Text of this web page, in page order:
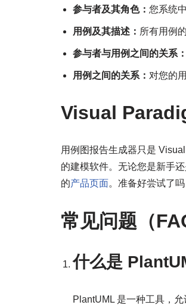
参与者及其角色： 您系统
用例及其描述： 所有用例
参与者与用例之间的关系：
用例之间的关系： 对您的
Visual
用例图报告生成器只是
的建模软件。无论您是新手
的产品页面。准备好尝试了
常见问题（
什么是
PlantUML 是一种工具，